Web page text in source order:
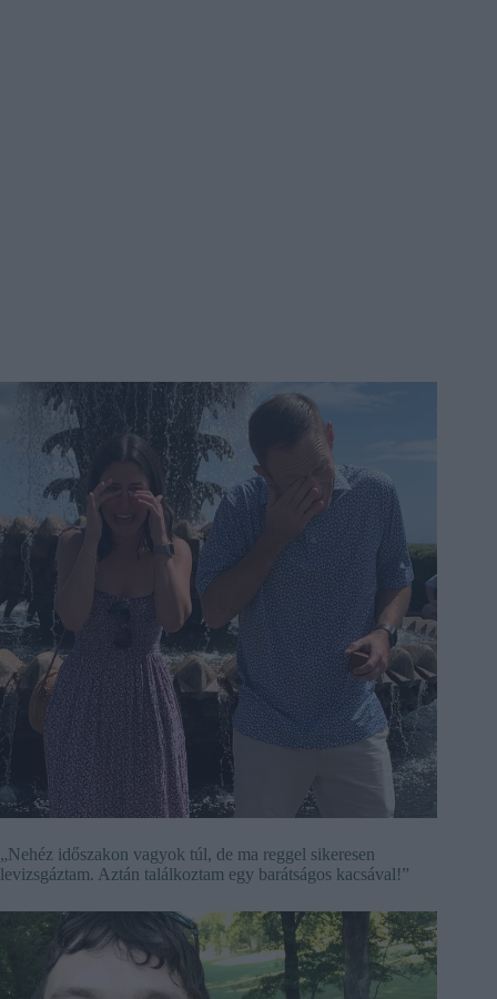
„Nehéz időszakon vagyok túl, de ma reggel sikeresen
levizsgáztam. Aztán találkoztam egy barátságos kacsával!”